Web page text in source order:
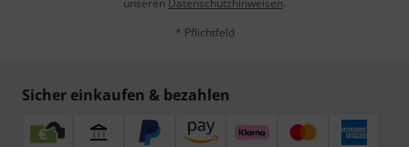
unseren Datenschutzhinweisen.
* Pflichtfeld
Sicher einkaufen & bezahlen